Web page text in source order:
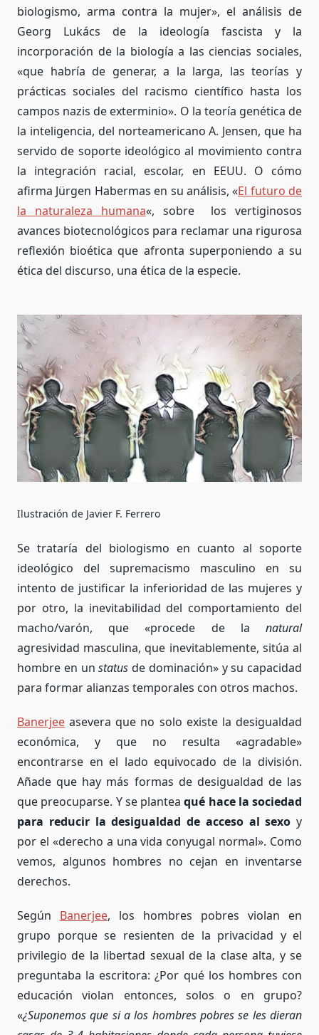
biologismo, arma contra la mujer», el análisis de
Georg Lukács de la ideología fascista y la
incorporación de la biología a las ciencias sociales,
«que habría de generar, a la larga, las teorías y
prácticas sociales del racismo científico hasta los
campos nazis de exterminio». O la teoría genética de
la inteligencia, del norteamericano A. Jensen, que ha
servido de soporte ideológico al movimiento contra
la integración racial, escolar, en EEUU. O cómo
afirma Jürgen Habermas en su análisis, «El futuro de
la naturaleza humana«, sobre los vertiginosos
avances biotecnológicos para reclamar una rigurosa
reflexión bioética que afronta superponiendo a su
ética del discurso, una ética de la especie.
Ilustración de Javier F. Ferrero
Se trataría del biologismo en cuanto al soporte
ideológico del supremacismo masculino en su
intento de justificar la inferioridad de las mujeres y
por otro, la inevitabilidad del comportamiento del
macho/varón, que «procede de la natural
agresividad masculina, que inevitablemente, sitúa al
hombre en unstatus de dominación» y su capacidad
para formar alianzas temporales con otros machos.
Banerjee asevera que no solo existe la desigualdad
económica, y que no resulta «agradable»
encontrarse en el lado equivocado de la división.
Añade que hay más formas de desigualdad de las
que preocuparse. Y se planteaqué hace la sociedad
para reducir la desigualdad de acceso al sexo y
por el «derecho a una vida conyugal normal». Como
vemos, algunos hombres no cejan en inventarse
derechos.
Según Banerjee, los hombres pobres violan en
grupo porque se resienten de la privacidad y el
privilegio de la libertad sexual de la clase alta, y se
preguntaba la escritora: ¿Por qué los hombres con
educación violan entonces, solos o en grupo?
«¿Suponemos que si a los hombres pobres se les dieran